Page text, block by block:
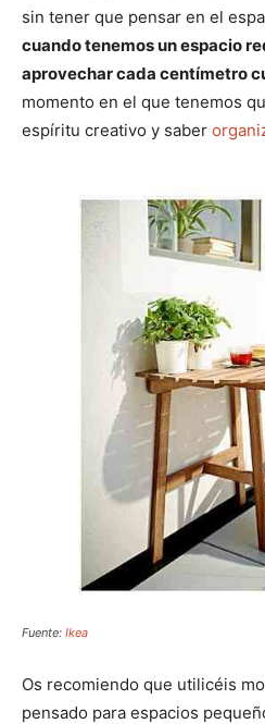
sin tener que pensar en el
cuando tenemos un espacio
aprovechar cada centímetro
momento en el que tenemos
espíritu creativo y saber
Fuente: Ikea
Os recomiendo que utilicéis
pensado para espacios